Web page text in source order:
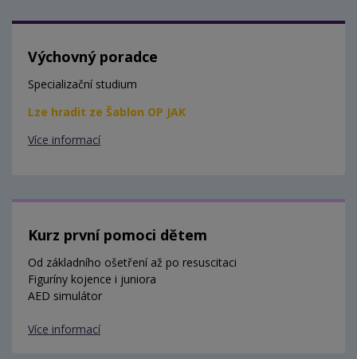
Výchovný poradce
Specializační studium
Lze hradit ze Šablon OP JAK
Více informací
Kurz první pomoci dětem
Od základního ošetření až po resuscitaci
Figuríny kojence i juniora
AED simulátor
Více informací